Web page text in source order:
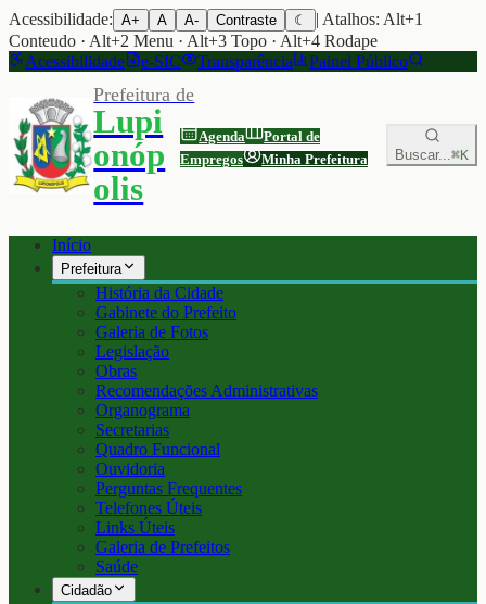
Acessibilidade: A+ A A- Contraste ☾
| Atalhos: Alt+1
Conteudo · Alt+2 Menu · Alt+3 Topo · Alt+4 Rodape
Acessibilidade
e-SIC Transparência Painel Público
Prefeitura de
Lupi
onóp
olis
Agenda
Portal de
Empregos
Minha Prefeitura Buscar...⌘K
Início
Prefeitura
História da Cidade
Gabinete do Prefeito
Galeria de Fotos
Legislação
Obras
Recomendações Administrativas
Organograma
Secretarias
Quadro Funcional
Ouvidoria
Perguntas Frequentes
Telefones Úteis
Links Úteis
Galeria de Prefeitos
Saúde
Cidadão